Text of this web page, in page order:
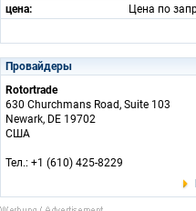
цена:
Цена по
Провайдеры
Rotortrade
630 Churchmans Road, Suite 103
Newark, DE 19702
США
Тел.: +1 (610) 425-8229